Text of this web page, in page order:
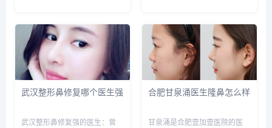
加微信号：wuyoubianmei或者
直接拨打400-616-6769，查询
更多医生口碑和...
比，选择医生需谨慎，预约或咨
询添加微信号：wuyoubianmei
或者直接拨打400-616...
武汉整形鼻修复哪个医生强
武汉整形鼻修复强的医生：曾
合肥甘泉涌医生隆鼻怎么样
甘泉涌是合肥壹加壹医院的医